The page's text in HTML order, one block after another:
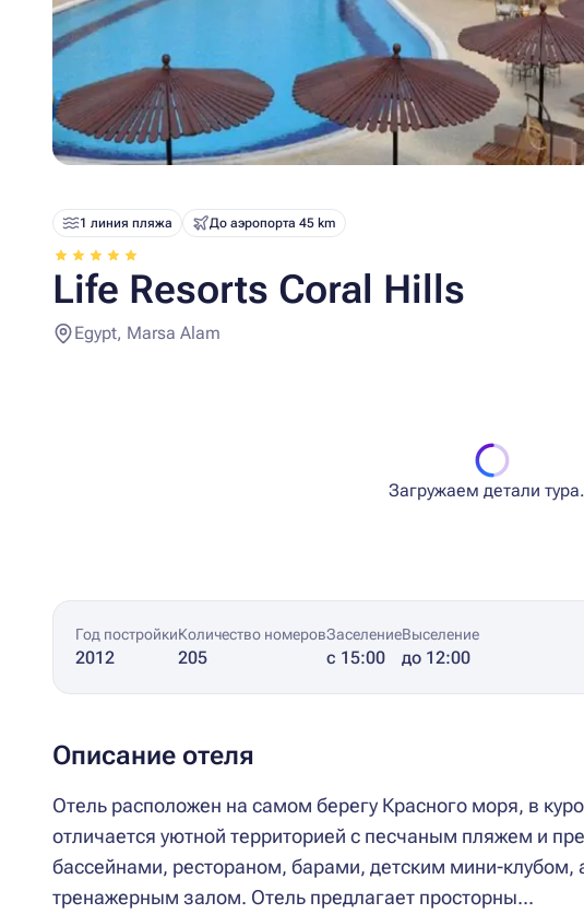
1 линия пляжа До аэропорта 45 km
Life Resorts Coral Hills
Egypt, Marsa Alam
Загружаем детали
Год постройки
2012
Количество номеров
205
Заселение
с 15:00
Выселение
до 12:00
Описание отеля
Отель расположен на самом берегу Красного моря, в
отличается уютной территорией с песчаным пляжем и
бассейнами, рестораном, барами, детским мини-клубом,
тренажерным залом. Отель предлагает просторны...